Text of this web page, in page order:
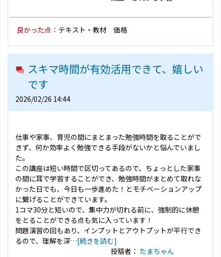
良かった点： テキスト・教材 価格
スキマ時間が有効活用できて、嬉しい
です
2026/02/26 14:44
仕事や家事、育児の間にまとまった勉強時間を取ることがで
きず、何か効率よく勉強できる手段がないかと悩んでいまし
た。
この講座は短い時間で区切ってあるので、ちょっとした家事
の間に耳で学習することができ、勉強時間がまとめて取れな
かった日でも、今日も一歩進めた！とモチベーションアップ
に繋げることができています。
1コマ30分と短いので、集中力が切れる前に、強制的に休憩
をとることができる点も気に入っています！
問題演習の回もあり、インプットとアウトプットが平行でき
るので、理解を深…[続きを読む]
投稿者： たまちゃん